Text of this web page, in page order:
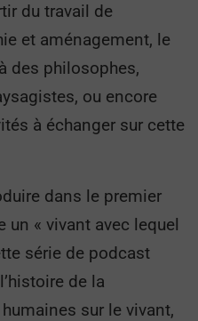
du travail de
et aménagement, le
des philosophes,
ou encore
à échanger sur cette
dans le premier
un « vivant avec lequel
série de podcast
de la
sur le vivant,